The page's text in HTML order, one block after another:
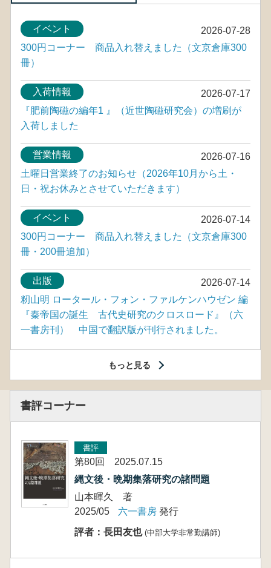
2026-07-28
イベント
300円コーナー 商品入れ替えました（文京倉庫300
冊）
2026-07-17
入荷情報
『肥前陶磁の編年1 』（近世陶磁研究会）の増刷が
入荷しました
2026-07-16
営業情報
土曜日営業終了のお知らせ（2026年10月から土・
日・祝お休みとさせていただきます）
2026-07-14
イベント
300円コーナー 商品入れ替えました（文京倉庫300
冊・200冊追加）
2026-07-14
出版
籾山明 ロータール・フォン・ファルケンハウゼン 編
『秦帝国の誕生 古代史研究のクロスロード』（六
一書房刊） 中国で翻訳版が刊行されました。
もっと見る
書評コーナー
書評
第80回 2025.07.15
縄文後・晩期集落研究の諸問題
山本暉久 著
2025/05
六一書房 発行
評者：長田友也 (中部大学非常勤講師)